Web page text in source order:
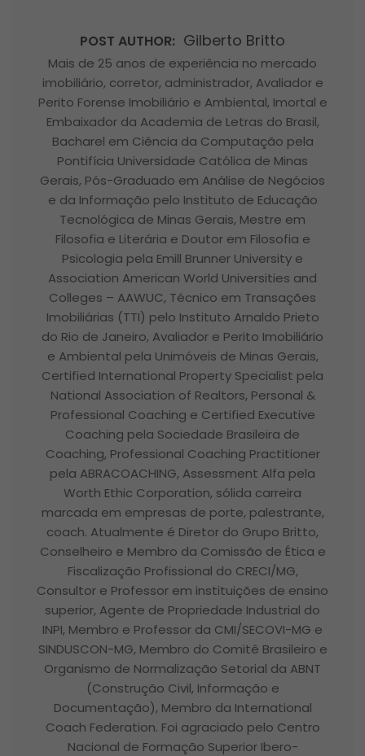
POST AUTHOR: Gilberto Britto
Mais de 25 anos de experiência no mercado
imobiliário, corretor, administrador, Avaliador e
Perito Forense Imobiliário e Ambiental, Imortal e
Embaixador da Academia de Letras do Brasil,
Bacharel em Ciência da Computação pela
Pontifícia Universidade Católica de Minas
Gerais, Pós-Graduado em Análise de Negócios
e da Informação pelo Instituto de Educação
Tecnológica de Minas Gerais, Mestre em
Filosofia e Literária e Doutor em Filosofia e
Psicologia pela Emill Brunner University e
Association American World Universities and
Colleges – AAWUC, Técnico em Transações
Imobiliárias (TTI) pelo Instituto Arnaldo Prieto
do Rio de Janeiro, Avaliador e Perito Imobiliário
e Ambiental pela Unimóveis de Minas Gerais,
Certified International Property Specialist pela
National Association of Realtors, Personal &
Professional Coaching e Certified Executive
Coaching pela Sociedade Brasileira de
Coaching, Professional Coaching Practitioner
pela ABRACOACHING, Assessment Alfa pela
Worth Ethic Corporation, sólida carreira
marcada em empresas de porte, palestrante,
coach. Atualmente é Diretor do Grupo Britto,
Conselheiro e Membro da Comissão de Ética e
Fiscalização Profissional do CRECI/MG,
Consultor e Professor em instituições de ensino
superior, Agente de Propriedade Industrial do
INPI, Membro e Professor da CMI/SECOVI-MG e
SINDUSCON-MG, Membro do Comitê Brasileiro e
Organismo de Normalização Setorial da ABNT
(Construção Civil, Informação e
Documentação), Membro da International
Coach Federation. Foi agraciado pelo Centro
Nacional de Formação Superior Ibero-